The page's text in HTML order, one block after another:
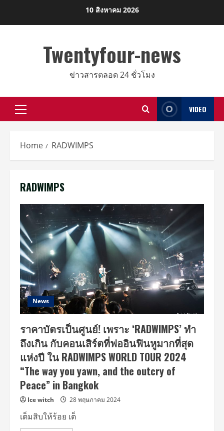
10 สิงหาคม 2026
Twentyfour-news
ข่าวสารตลอด 24 ชั่วโมง
Primary
VIDEO
Home RADWIMPS
RADWIMPS
News
ราคาบัตรเป็นศูนย์! เพราะ ‘RADWIMPS’ ทำ
ถึงเกิน กับคอนเสิร์ตที่ฟออินฟินหูมากที่สุด
แห่งปี ใน RADWIMPS WORLD TOUR 2024
“The way you yawn, and the outcry of
Peace” in Bangkok
Ice witch 28 พฤษภาคม 2024
เต็มสิบให้ร้อย เต็